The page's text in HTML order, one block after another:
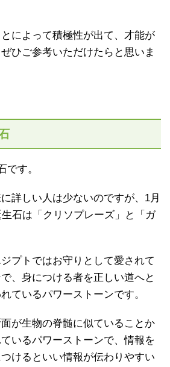
によって積極性が出て、才能が
ひご参考いただけたらと思いま
です。
詳しい人は少ないのですが、1月
石は「クリソプレーズ」と「ガ
プトではお守りとして愛されて
、身につける者を正しい道へと
ているパワーストーンです。
が生物の脊髄に似ていることか
いるパワーストーンで、情報を
けるといい情報が伝わりやすい